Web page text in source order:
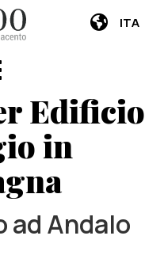
ITA
Edificio
in
ad Andalo